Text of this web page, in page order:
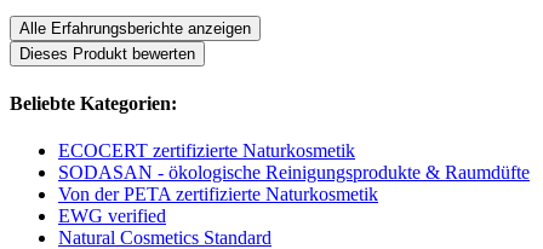
Alle Erfahrungsberichte anzeigen
Dieses Produkt bewerten
Beliebte Kategorien:
ECOCERT zertifizierte Naturkosmetik
SODASAN - ökologische Reinigungsprodukte & Raumdüfte
Von der PETA zertifizierte Naturkosmetik
EWG verified
Natural Cosmetics Standard